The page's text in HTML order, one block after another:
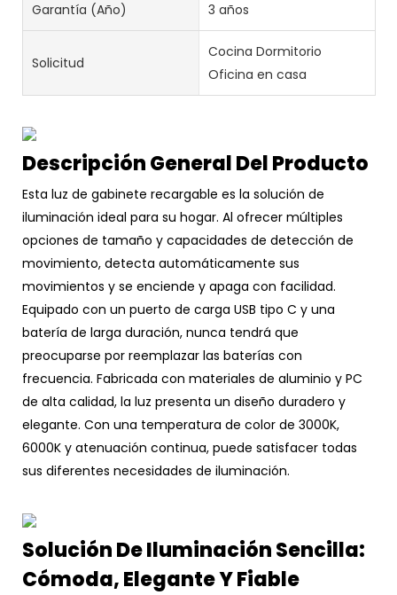
Garantía (año) 3 años
Solicitud
Cocina Dormitorio
Oficina en casa
Descripción General Del Producto
Esta luz de gabinete recargable es la solución de
iluminación ideal para su hogar. Al ofrecer múltiples
opciones de tamaño y capacidades de detección de
movimiento, detecta automáticamente sus
movimientos y se enciende y apaga con facilidad.
Equipado con un puerto de carga USB tipo C y una
batería de larga duración, nunca tendrá que
preocuparse por reemplazar las baterías con
frecuencia. Fabricada con materiales de aluminio y PC
de alta calidad, la luz presenta un diseño duradero y
elegante. Con una temperatura de color de 3000K,
6000K y atenuación continua, puede satisfacer todas
sus diferentes necesidades de iluminación.
Solución De Iluminación Sencilla:
Cómoda, Elegante Y Fiable